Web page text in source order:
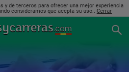
y de terceros para ofrecer una mejor experiencia
consideramos que acepta su uso.. Cerrar